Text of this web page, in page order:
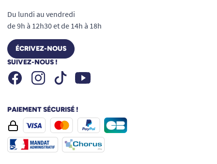
Du lundi au vendredi
de 9h à 12h30 et de 14h à 18h
ÉCRIVEZ-NOUS
SUIVEZ-NOUS !
FacebookInstagramTiktok Youtube
PAIEMENT SÉCURISÉ !